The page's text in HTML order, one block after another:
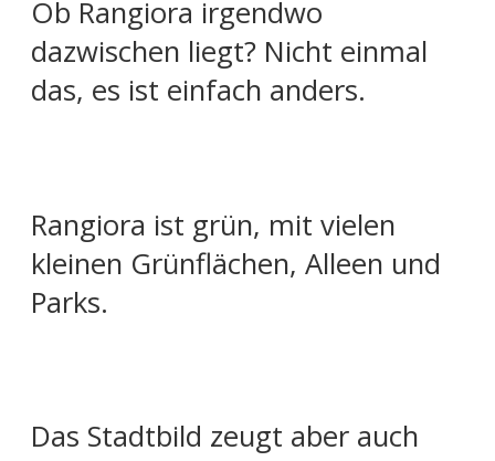
Ob Rangiora irgendwo
dazwischen liegt? Nicht einmal
das, es ist einfach anders.
Rangiora ist grün, mit vielen
kleinen Grünflächen, Alleen und
Parks.
Das Stadtbild zeugt aber auch